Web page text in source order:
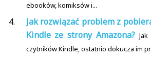
ebooków, komiksów i...
Jak rozwiązać problem z
Kindle ze strony Amazona?
czytników Kindle, ostatnio dokucza im